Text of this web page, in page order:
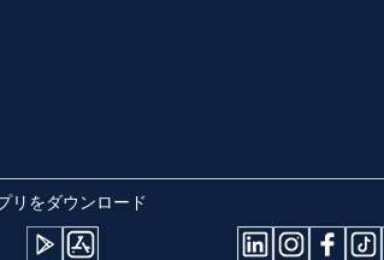
リをダウンロード